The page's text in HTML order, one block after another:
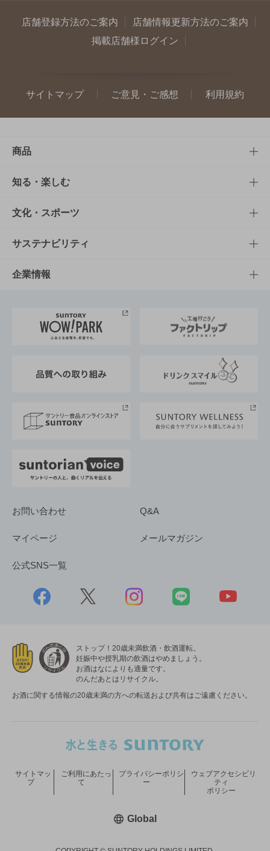
店舗登録方法のご案内
店舗情報更新方法のご案内
掲載店舗様ログイン
サイトマップ ご意見・ご感想 利用規約
商品
商品TOP
商品一覧
商品発売情報
栄養成分一覧
知る・楽しむ
知る・楽しむTOP
キャンペーン
工場見学
地域情報
文化・スポーツ
文化・スポーツTOP
サントリーホール
サントリーサンバーズ大阪
サステナビリティ
サステナビリティTOP
サントリーが考えるサステナビリティ経営
企業情報
企業概要
採用情報
お問い合わせ Q&A
マイページ メールマガジン
公式SNS一覧
ストップ！20歳未満飲酒・飲酒運転。
妊娠中や授乳期の飲酒はやめましょう。
お酒はなによりも適量です。
のんだあとはリサイクル。
お酒に関する情報の20歳未満の方への転送および共有はご遠慮ください。
サイトマッ
プ
ご利用にあたっ
て
プライバシーポリシ
ー
ウェブアクセシビリ
ティ
ポリシー
Global新しいウィンドウで開く